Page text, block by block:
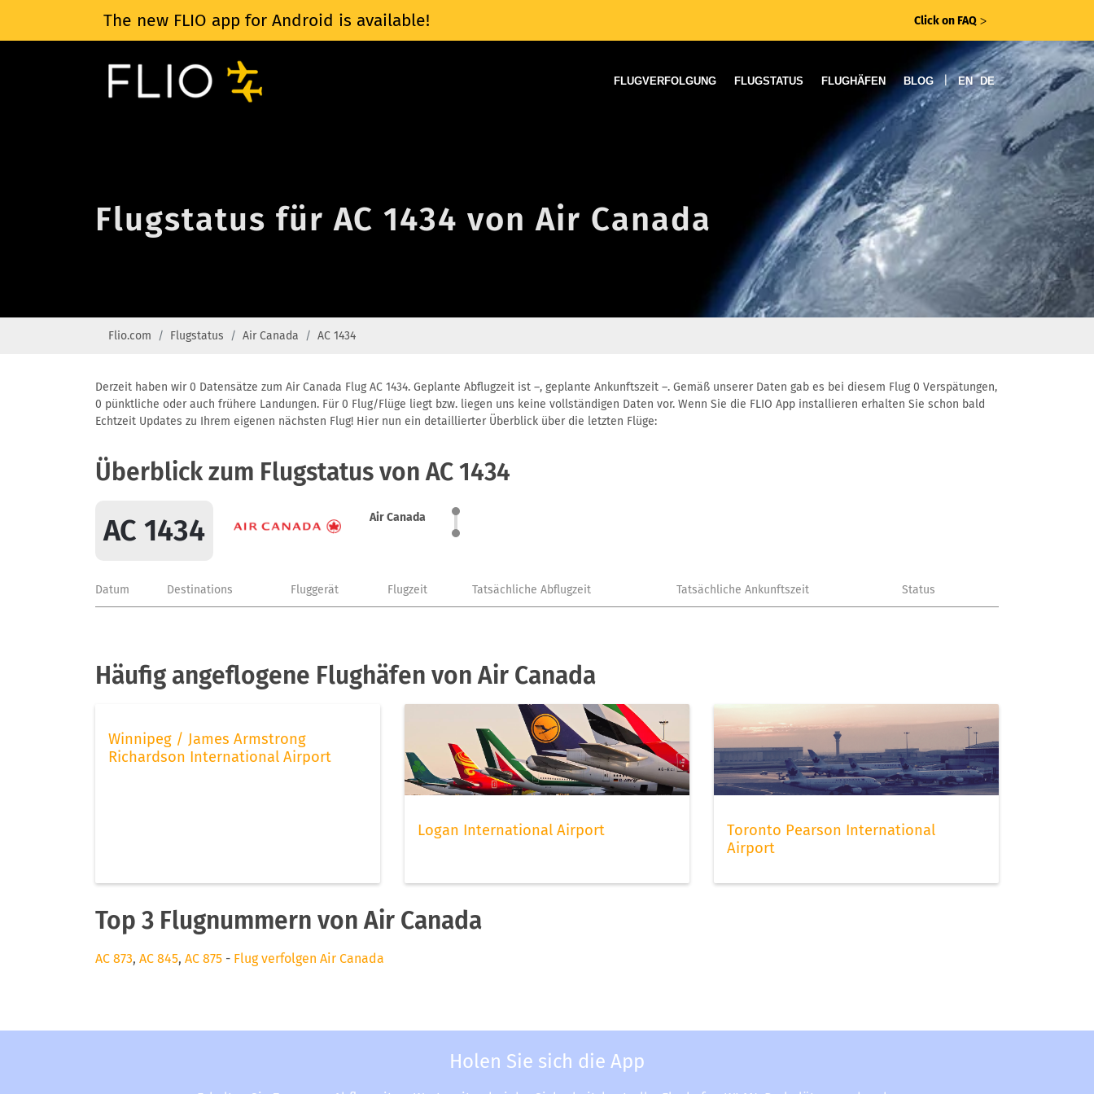
The new FLIO app for Android is available! Click on FAQ ᐳ
FLUGVERFOLGUNG FLUGSTATUS FLUGHÄFEN BLOG | EN DE
Flugstatus für AC 1434 von Air Canada
Flio.com Flugstatus Air Canada AC 1434
Derzeit haben wir 0 Datensätze zum Air Canada Flug AC 1434. Geplante Abflugzeit ist –, geplante Ankunftszeit –. Gemäß unserer Daten gab es bei diesem Flug 0 Verspätungen,
0 pünktliche oder auch frühere Landungen. Für 0 Flug/Flüge liegt bzw. liegen uns keine vollständigen Daten vor. Wenn Sie die FLIO App installieren erhalten Sie schon bald
Echtzeit Updates zu Ihrem eigenen nächsten Flug! Hier nun ein detaillierter Überblick über die letzten Flüge:
Überblick zum Flugstatus von AC 1434
AC 1434 Air Canada
Datum Destinations Fluggerät Flugzeit Tatsächliche Abflugzeit Tatsächliche Ankunftszeit Status
Häufig angeflogene Flughäfen von Air Canada
Winnipeg / James Armstrong
Richardson International Airport
Logan International Airport
Toronto Pearson International
Airport
Top 3 Flugnummern von Air Canada
AC 873, AC 845, AC 875 - Flug verfolgen Air Canada
Holen Sie sich die App